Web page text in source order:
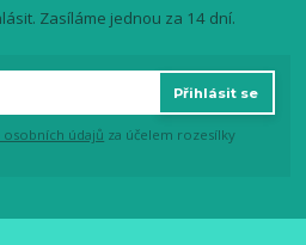
Zasíláme jednou za 14 dní.
Přihlásit se
údajů za účelem rozesílky